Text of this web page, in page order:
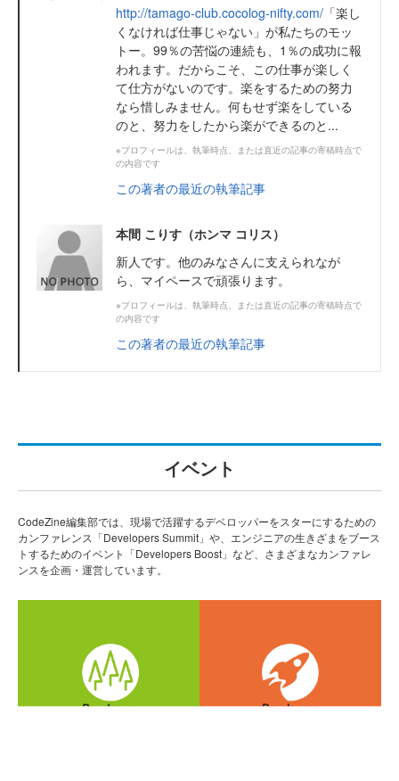
http://tamago-club.cocolog-nifty.com/ 「楽し
くなければ仕事じゃない」が私たちのモッ
トー。99％の苦悩の連続も、1％の成功に報
われます。だからこそ、この仕事が楽しく
て仕方がないのです。楽をするための努力
なら惜しみません。何もせず楽をしている
のと、努力をしたから楽ができるのと...
※プロフィールは、執筆時点、または直近の記事の寄稿時点で
の内容です
この著者の最近の執筆記事
本間 こりす（ホンマ コリス）
新人です。他のみなさんに支えられなが
ら、マイペースで頑張ります。
※プロフィールは、執筆時点、または直近の記事の寄稿時点で
の内容です
この著者の最近の執筆記事
イベント
CodeZine編集部では、現場で活躍するデベロッパーをスターにするための
カンファレンス「Developers Summit」や、エンジニアの生きざまをブース
トするためのイベント「Developers Boost」など、さまざまなカンファレ
ンスを企画・運営しています。